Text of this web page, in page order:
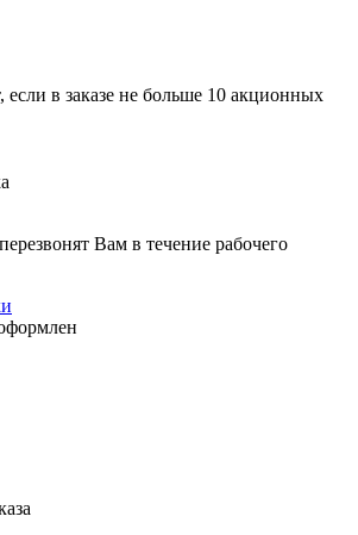
если в заказе не больше 10 акционных
Вам в течение рабочего